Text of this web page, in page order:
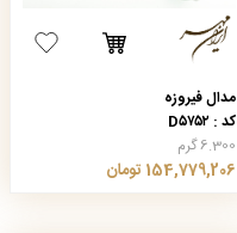
مدال فیروزه
کد : D۵۷۵۲
6.300 گرم
154,779,206 تومان